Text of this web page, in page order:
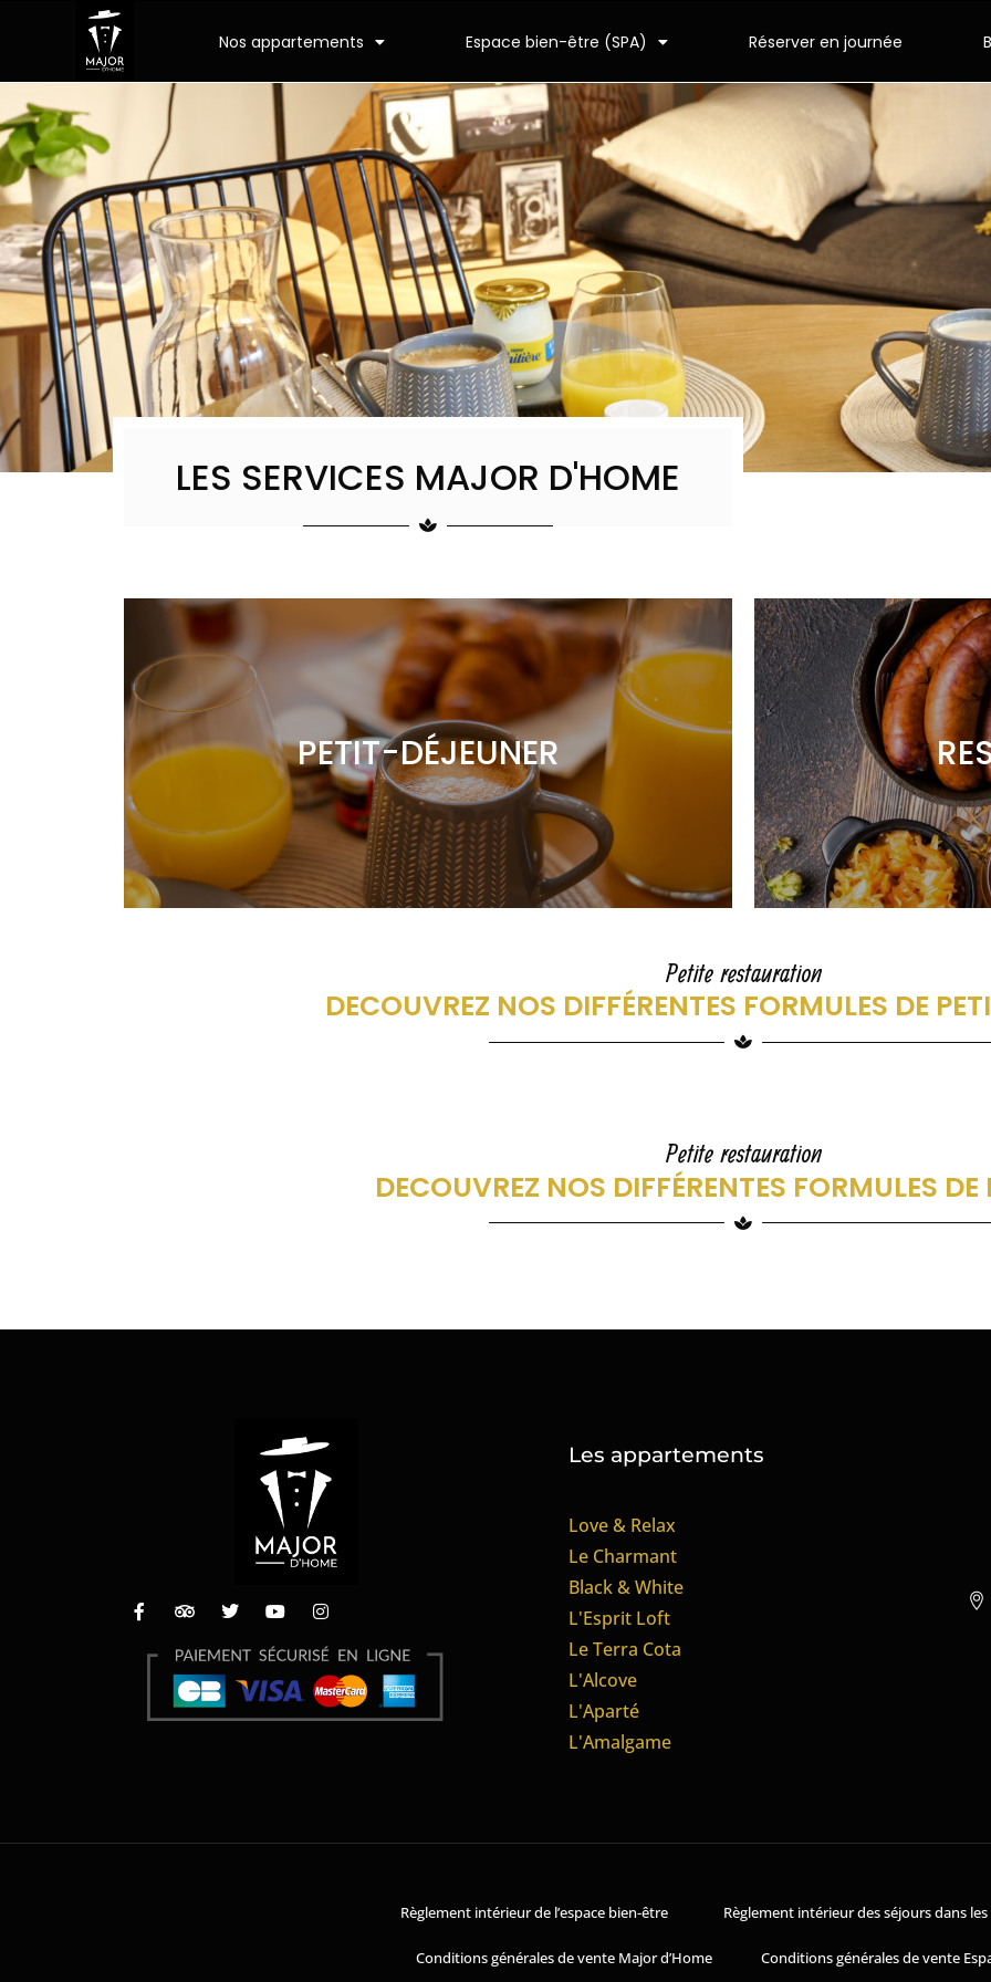
Nos appartements Espace bien-être (SPA) Réserver en journée
LES SERVICES MAJOR D'HOME
PETIT-DÉJEUNER
Petite restauration
DECOUVREZ NOS DIFFÉRENTES FORMULES DE
Petite restauration
DECOUVREZ NOS DIFFÉRENTES FORMULES
Les appartements
Love & Relax
Le Charmant
Black & White
L'Esprit Loft
Le Terra Cota
L'Alcove
L'Aparté
L'Amalgame
Règlement intérieur de l’espace bien-être Règlement intérieur des séjours dans
Conditions générales de vente Major d’Home Conditions générales de vente